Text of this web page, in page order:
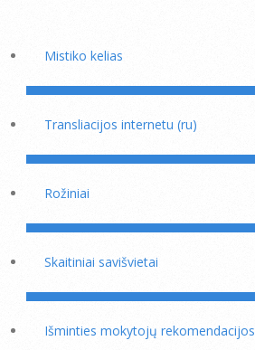
Mistiko kelias
Transliacijos internetu (ru)
Rožiniai
Skaitiniai savišvietai
Išminties mokytojų rekomendacijos